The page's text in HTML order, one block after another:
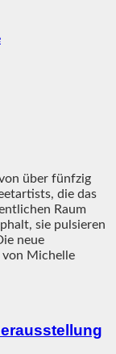
von über fünfzig
die das
Raum
sie pulsieren
neue
Michelle